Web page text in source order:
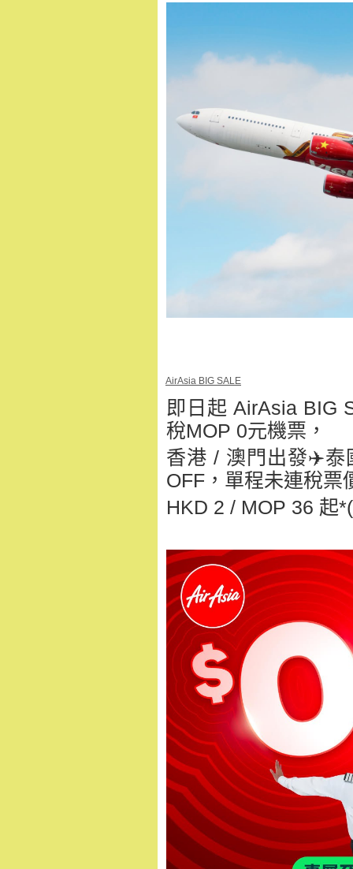
AirAsia BIG SALE
即日起 AirAsia BIG
稅MOP 0元機票，
香港 / 澳門 出發✈️泰
OFF，單程未連稅票
HKD 2 / MOP 36 起